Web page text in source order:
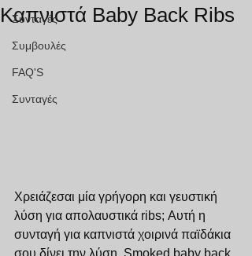
Συνταγές
Συμβουλές
FAQ'S
Συνταγές
Καπνιστά Baby Back Ribs
Χρειάζεσαι μία γρήγορη και γευστική
λύση για απολαυστικά ribs; Αυτή η
συνταγή για καπνιστά χοιρινά παϊδάκια